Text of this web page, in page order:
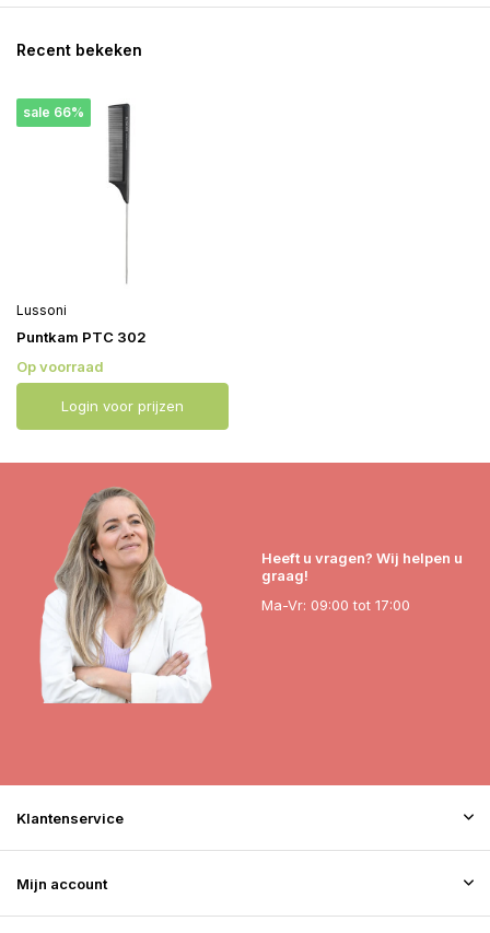
Recent bekeken
sale 66%
Lussoni
Puntkam PTC 302
Op voorraad
Login voor prijzen
Heeft u vragen? Wij helpen u
graag!
Ma-Vr: 09:00 tot 17:00
Klantenservice
Mijn account